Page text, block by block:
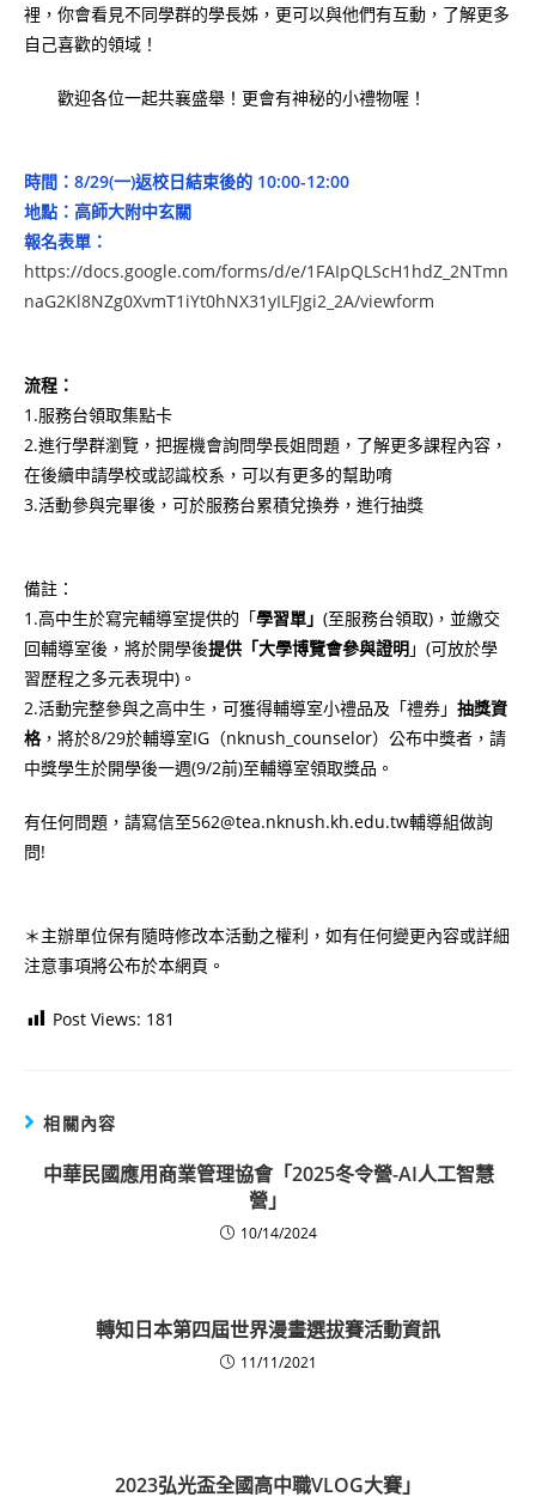
裡，你會看見不同學群的學長姊，更可以與他們有互動，了解更多
自己喜歡的領域！
歡迎各位一起共襄盛舉！更會有神秘的小禮物喔！
時間：8/29(一)返校日結束後的 10:00-12:00
地點：高師大附中玄關
報名表單：
https://docs.google.com/forms/d/e/1FAIpQLScH1hdZ_2NTmn
naG2Kl8NZg0XvmT1iYt0hNX31yILFJgi2_2A/viewform
流程：
1.服務台領取集點卡
2.進行學群瀏覽，把握機會詢問學長姐問題，了解更多課程內容，
在後續申請學校或認識校系，可以有更多的幫助唷
3.活動參與完畢後，可於服務台累積兌換券，進行抽獎
備註：
1.高中生於寫完輔導室提供的「學習單」 (至服務台領取)，並繳交
回輔導室後，將於開學後提供「大學博覽會參與證明」(可放於學
習歷程之多元表現中)。
2.活動完整參與之高中生，可獲得輔導室小禮品及「禮券」 抽獎資
格，將於8/29於輔導室IG（nknush_counselor）公布中獎者，請
中獎學生於開學後一週(9/2前)至輔導室領取獎品。
有任何問題，請寫信至562@tea.nknush.kh.edu.tw輔導組做詢
問!
＊主辦單位保有隨時修改本活動之權利，如有任何變更內容或詳細
注意事項將公布於本網頁。
Post Views: 181
相關內容
中華民國應用商業管理協會「2025冬令營-AI人工智慧
營」
10/14/2024
轉知日本第四屆世界漫畫選拔賽活動資訊
11/11/2021
2023弘光盃全國高中職VLOG大賽」